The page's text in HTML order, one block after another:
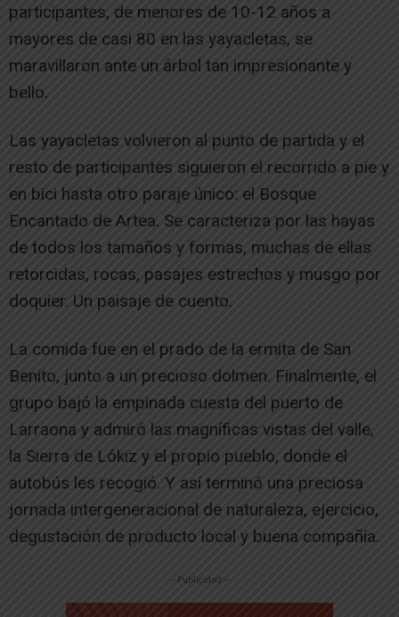
participantes, de menores de 10-12 años a
mayores de casi 80 en las yayacletas, se
maravillaron ante un árbol tan impresionante y
bello.
Las yayacletas volvieron al punto de partida y el
resto de participantes siguieron el recorrido a pie y
en bici hasta otro paraje único: el Bosque
Encantado de Artea. Se caracteriza por las hayas
de todos los tamaños y formas, muchas de ellas
retorcidas, rocas, pasajes estrechos y musgo por
doquier. Un paisaje de cuento.
La comida fue en el prado de la ermita de San
Benito, junto a un precioso dolmen. Finalmente, el
grupo bajó la empinada cuesta del puerto de
Larraona y admiró las magníficas vistas del valle,
la Sierra de Lókiz y el propio pueblo, donde el
autobús les recogió. Y así terminó una preciosa
jornada intergeneracional de naturaleza, ejercicio,
degustación de producto local y buena compañía.
-- Publicidad --